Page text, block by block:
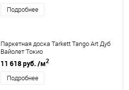
Подробнее
Паркетная доска Tarkett Tango Art Дуб
Вайолет Токио
11 618 руб. /м2
Подробнее